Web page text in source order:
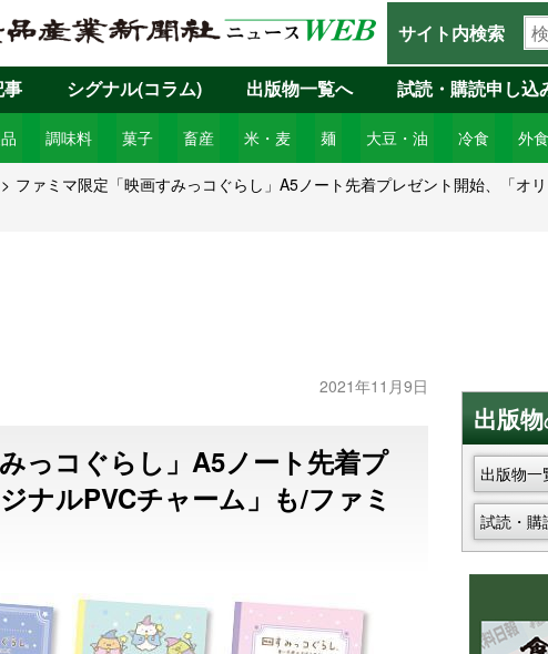
サイト内検索
検
索
ワ
ー
ド
を
入
事
調味料 菓子 畜産 米・麦 麺 大豆・油 冷食 外食
シグナル(コラム) 出版物一覧へ 試読・購読申し込
ファミマ限定「映画すみっコぐらし」A5ノート先着プレゼント開始、「オ
2021年11月9日
っコぐらし」A5ノート先着プ
ナルPVCチャーム」も/ファミ
出版物
出版物一
試読・購